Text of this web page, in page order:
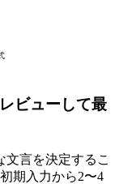
ビューして最
言を決定するこ
期入力から2〜4